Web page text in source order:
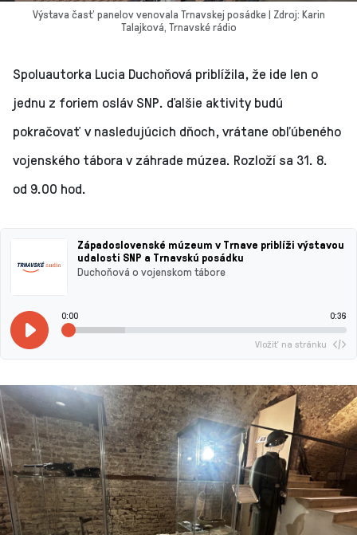
Výstava časť panelov venovala Trnavskej posádke | Zdroj: Karin
Talajková, Trnavské rádio
Spoluautorka Lucia Duchoňová priblížila, že ide len o
jednu z foriem osláv SNP. ďalšie aktivity budú
pokračovať v nasledujúcich dňoch, vrátane obľúbeného
vojenského tábora v záhrade múzea. Rozloží sa 31. 8.
od 9.00 hod.
Západoslovenské múzeum v Trnave priblíži výstavou
udalosti SNP a Trnavskú posádku
Duchoňová o vojenskom tábore
0:00 0:36
Vložiť na stránku